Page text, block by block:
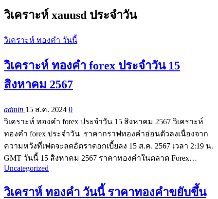
วิเคราะห์ xauusd ประจำวัน
วิเคราะห์ ทองคำ วันนี้
วิเคราะห์ ทองคำ forex ประจำวัน 15
สิงหาคม 2567
admin 15 ส.ค. 2024 0
วิเคราะห์ ทองคำ forex ประจำวัน 15 สิงหาคม 2567 วิเคราะห์
ทองคำ forex ประจำวัน ราคากราฟทองคำอ่อนตัวลงเนื่องจาก
ความหวังที่เฟดจะลดอัตราดอกเบี้ยลง 15 ส.ค. 2567 เวลา 2:19 น.
GMT วันนี้ 15 สิงหาคม 2567 ราคาทองคำในตลาด Forex…
Uncategorized
วิเคราห์ ทองคำ วันนี้ ราคาทองคำขยับขึ้น